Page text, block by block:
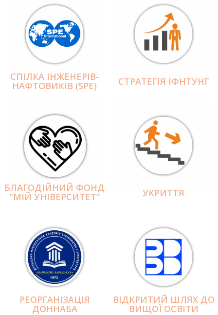
СПІЛКА ІНЖЕНЕРІВ-
НАФТОВИКІВ (SPE) СТРАТЕГІЯ ІФНТУНГ
БЛАГОДІЙНИЙ ФОНД
"МІЙ УНІВЕРСИТЕТ" УКРИТТЯ
РЕОРГАНІЗАЦІЯ
ДОННАБА
ВІДКРИТИЙ ШЛЯХ ДО
ВИЩОЇ ОСВІТИ